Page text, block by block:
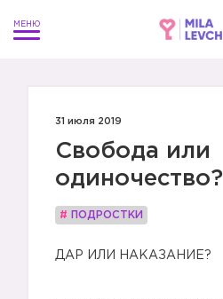
31 июля 2019
Свобода или
одиночество?
# ПОДРОСТКИ
ДАР ИЛИ НАКАЗАНИЕ?